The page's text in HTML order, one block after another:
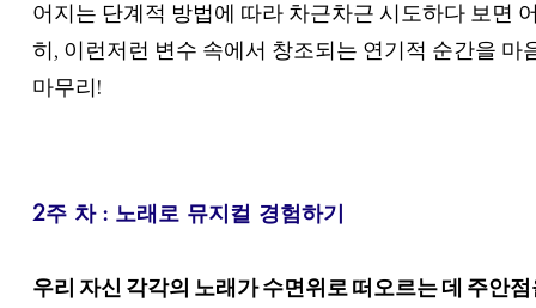
어지는 단계적 방법에 따라 차근차근 시도하다 보면
히, 이런저런 변수 속에서 창조되는 연기적 순간을
마무리!
2주 차 : 노래로 뮤지컬 경험하기
우리 자신 각각의 노래가 수면위로 떠오르는 데 주안